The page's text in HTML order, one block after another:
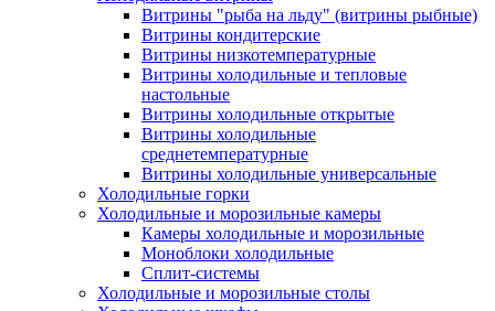
Витрины "рыба на льду" (витрины рыбные)
Витрины кондитерские
Витрины низкотемпературные
Витрины холодильные и тепловые
настольные
Витрины холодильные открытые
Витрины холодильные
среднетемпературные
Витрины холодильные универсальные
Холодильные горки
Холодильные и морозильные камеры
Камеры холодильные и морозильные
Моноблоки холодильные
Сплит-системы
Холодильные и морозильные столы